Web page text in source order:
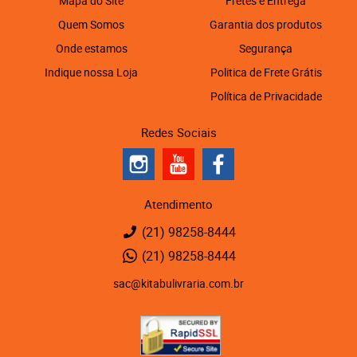
Quem Somos
Onde estamos
Indique nossa Loja
Garantia dos produtos
Segurança
Politica de Frete Grátis
Política de Privacidade
Redes Sociais
Atendimento
(21) 98258-8444
(21) 98258-8444
sac@kitabulivraria.com.br